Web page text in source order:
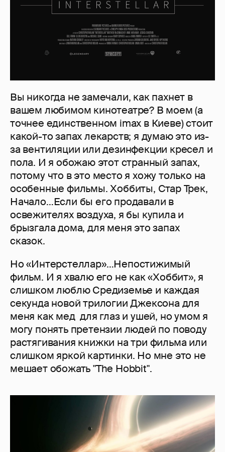
Вы никогда не замечали, как пахнет в
вашем любимом кинотеатре? В моем (а
точнее единственном imax в Киеве) стоит
какой-то запах лекарств; я думаю это из-
за вентиляции или дезинфекции кресел и
пола. И я обожаю этот странный запах,
потому что в это место я хожу только на
особенные фильмы. Хоббиты, Стар Трек,
Начало…Если бы его продавали в
освежителях воздуха, я бы купила и
брызгала дома, для меня это запах
сказок.
Но «Интерстеллар»…Непостижимый
фильм. И я хвалю его не как «Хоббит», я
слишком люблю Средиземье и каждая
секунда новой трилогии Джексона для
меня как мед для глаз и ушей, но умом я
могу понять претензии людей по поводу
растягивания книжки на три фильма или
слишком яркой картинки. Но мне это не
мешает обожать "The Hobbit".